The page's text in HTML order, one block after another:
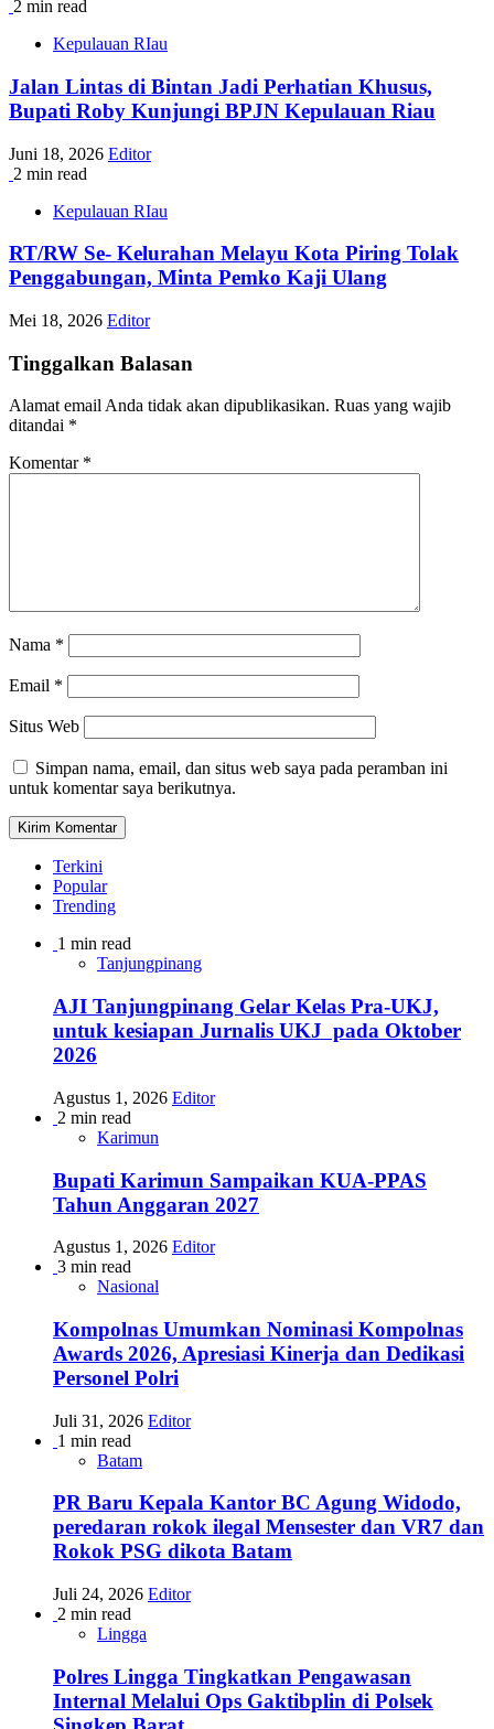
2 min read
Kepulauan RIau
Jalan Lintas di Bintan Jadi Perhatian Khusus,
Bupati Roby Kunjungi BPJN Kepulauan Riau
Juni 18, 2026 Editor
2 min read
Kepulauan RIau
RT/RW Se- Kelurahan Melayu Kota Piring Tolak
Penggabungan, Minta Pemko Kaji Ulang
Mei 18, 2026 Editor
Tinggalkan Balasan
Alamat email Anda tidak akan dipublikasikan. Ruas yang wajib
ditandai *
Komentar *
Nama *
Email *
Situs Web
Simpan nama, email, dan situs web saya pada peramban ini
untuk komentar saya berikutnya.
Terkini
Popular
Trending
1 min read
Tanjungpinang
AJI Tanjungpinang Gelar Kelas Pra-UKJ,
untuk kesiapan Jurnalis UKJ pada Oktober
2026
Agustus 1, 2026 Editor
2 min read
Karimun
Bupati Karimun Sampaikan KUA-PPAS
Tahun Anggaran 2027
Agustus 1, 2026 Editor
3 min read
Nasional
Kompolnas Umumkan Nominasi Kompolnas
Awards 2026, Apresiasi Kinerja dan Dedikasi
Personel Polri
Juli 31, 2026 Editor
1 min read
Batam
PR Baru Kepala Kantor BC Agung Widodo,
peredaran rokok ilegal Mensester dan VR7 dan
Rokok PSG dikota Batam
Juli 24, 2026 Editor
2 min read
Lingga
Polres Lingga Tingkatkan Pengawasan
Internal Melalui Ops Gaktibplin di Polsek